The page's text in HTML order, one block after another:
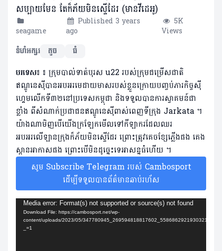
សប្បាយមែន តែក៏ភ័យមិនស្ទើដែរ (មានវីដេអូ)
seagame
Published 3 years
ago
5K
Views
ទំហំអក្សរ
តូច ធំ
បរទេស៖ ៖ ក្រុមបាល់ទាត់បុរស u22 របស់ក្រុមជម្រើសជាតិ
ឥណ្ឌូនេស៊ីបានអបអរមេដាយមាសរបស់ខ្លួនក្រោយបញ្ចប់ភារកិច្ចស៊ី
ហ្គេមលើកទី៣២នៅប្រទេសកម្ពុជា និងទទួលបានការស្វាគមន៍ជា
ខ្លាំង ពីសំណាក់ប្រជាជនឥណ្ឌូនេស៊ីពាស់ពេញទីក្រុង Jarkata ។
យ៉ាងណាមិញបើយើងក្រឡែកមើលទៅកីឡាករដែលឈរ
អបអរលើឡានក្រុងក៏ភ័យមិនស្ទើដែរ ព្រោះត្រូវគេចខ្សែភ្លើងផង គេង
ស្ពានអាកាសផង ព្រោះបើមិនដូច្នេះទេអាសន្នធំហើយ ។
សូម Subscribe Telegram របស់ Cambosport
ដើម្បីទទួលបានព័ត៌មានឆាប់រហ័ស
Video
Player
Media error: Format(s) not supported or source(s) not found
Download File: https://cambosport.net/wp-
content/uploads/2023/05/
_=1